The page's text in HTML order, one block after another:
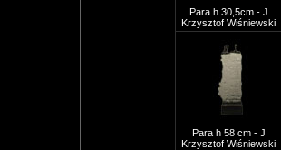
Para h 30,5cm - J
Krzysztof Wiśniewski
Para h 58 cm - J
Krzysztof Wiśniewski